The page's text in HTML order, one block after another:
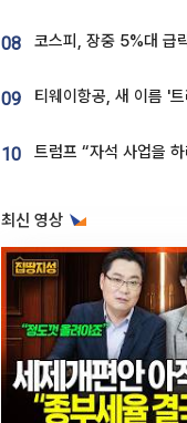
08
09
10
최신 영상